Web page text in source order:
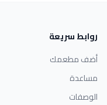
روابط سريعة
أضف مطعمك
مساعدة
الوصفات